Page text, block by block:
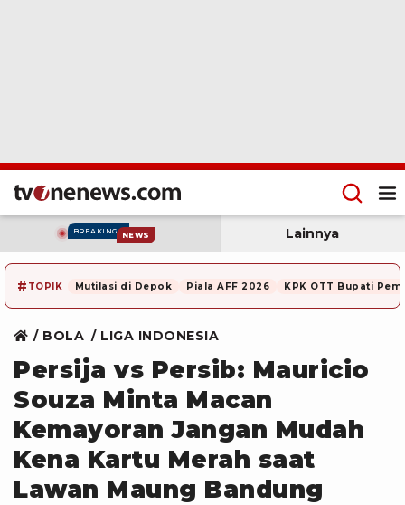
BREAKING NEWS Lainnya
# TOPIK Mutilasi di Depok Piala AFF 2026 KPK OTT Bupati
BOLA LIGA INDONESIA
Persija vs Persib: Mauricio
Souza Minta Macan
Kemayoran Jangan Mudah
Kena Kartu Merah saat
Lawan Maung Bandung